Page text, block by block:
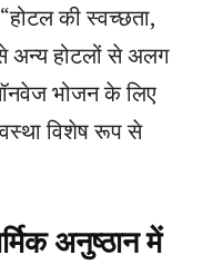
की स्वच्छता,
अन्य होटलों से अलग
भोजन के लिए
विशेष रूप से
अनुष्ठान में